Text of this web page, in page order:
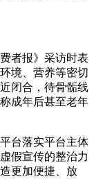
者报》采访时表
境、营养等密切
闭合，待骨骺线
成年后甚至老年
台落实平台主体
假宣传的整治力
更加便捷、放